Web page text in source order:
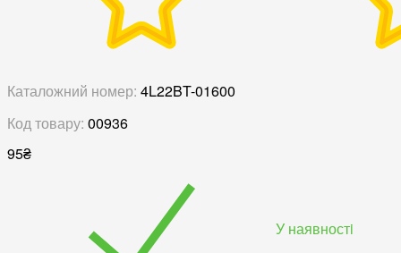
Каталожний номер: 4L22BT-01600
Код товару: 00936
95₴
У наявностi